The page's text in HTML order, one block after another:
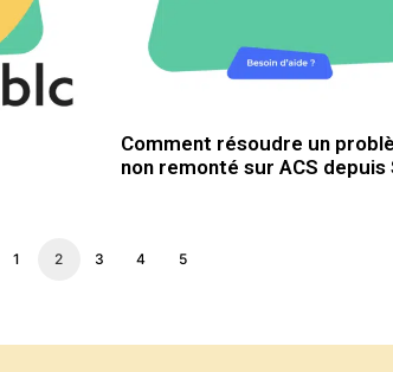
Comment résoudre un
non remonté sur ACS
1 2 3 4 5